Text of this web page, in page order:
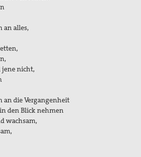
an alles,
nicht,
die Vergangenheit
den Blick nehmen
wachsam,